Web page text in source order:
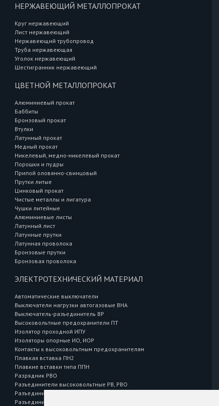
НЕРЖАВЕЮЩИЙ МЕТАЛЛОПРОКАТ
Круг нержавеющий
Лист нержавеющий
Нержавеющий трубопровод
Труба нержавеющая
Уголок нержавеющий
Шестигранник нержавеющий
ЦВЕТНОЙ МЕТАЛЛОПРОКАТ
Алюминиевый прокат
Баббиты
Бронзовый прокат
Втулки
Латунный прокат
Медный прокат
Никелевый, медно-никелевый прокат
Порошки и пудры
Припой оловянно-свинцовый
Прутки литые
Цинковый прокат
Чистые металлы и лигатура
Чушки литейные
Алюминиевые листы
Латунный лист
Латунные прутки
Латунная проволока
Бронзовые прутки
Бронзовая проволока
ЭЛЕКТРОТЕХНИЧЕСКИЙ МАТЕРИАЛ
Автоматические выключатели
Выключатели нагрузки автогазовые ВНА
Выключатель-разъединитель ВР
Высоковольтные предохранители ПТ
Изолятор проходной ИПУ
Изоляторы опорные ИО, ИОР
Контакты к высоковольтным предохранителям
Плавкая вставка ПН2
Плавкие вставки типа ППН
Разрядник РВО
Разъединители высоковольтные РВ, РВО
Разъединители высоковольтные РВЗ
Разъединители высоковольтные РВФЗ